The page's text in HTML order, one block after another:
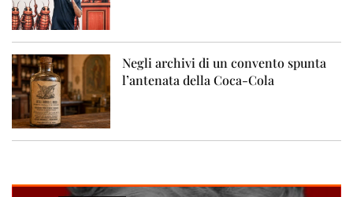
Negli archivi di un convento spunta
l’antenata della Coca-Cola